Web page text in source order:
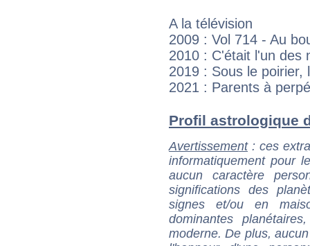
A la télévision
2009 : Vol 714 - Au
2010 : C'était l'un des
2019 : Sous le
2021 : Parents à
Profil astrologique
Avertissement: ces
informatiquement pour
aucun caractère
significations des
signes et/ou en
dominantes
moderne. De plus,